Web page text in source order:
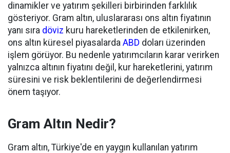
dinamikler ve yatırım şekilleri birbirinden farklılık
gösteriyor. Gram altın, uluslararası ons altın fiyatının
yanı sıra döviz kuru hareketlerinden de etkilenirken,
ons altın küresel piyasalarda ABD doları üzerinden
işlem görüyor. Bu nedenle yatırımcıların karar verirken
yalnızca altının fiyatını değil, kur hareketlerini, yatırım
süresini ve risk beklentilerini de değerlendirmesi
önem taşıyor.
Gram Altın Nedir?
Gram altın, Türkiye'de en yaygın kullanılan yatırım